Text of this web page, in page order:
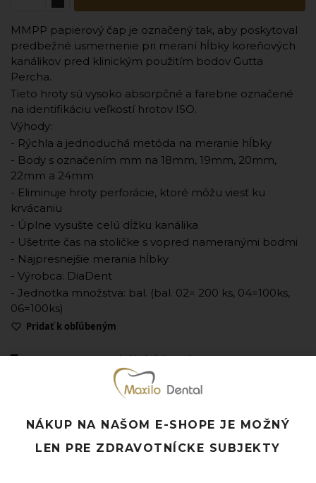
MMPP papierový čap je označený tak, aby poskytoval
predbežné usmernenie pri meraní hĺbky koreňových
kanálikov pred klinickým použitím bodov Gutta
Percha.
Tieto hroty sú vysoko absorpčné a farebne označené
na identifikáciu veľkostí hrotov ISO.
Výhody:
- Rýchla a jednoduchá metóda na meranie hĺbky
- Body s označením mm na 18mm, 19mm, 20mm,
22mm a 24mm
- Eliminuje hroty perforácie, ktoré môžu viesť ku
krvácaniu
- Úplne vysušte celú dĺžku kanálika
- Ušetrite čas na stoličke s vopred nameranými bodmi
- Najpresnejšie merania hĺbky
- Výrobca: DiaDent
- Jednotka množstva: bal. (bal. 02= 200 ks, 04=100ks,
06=100ks)
Pridať k obľúbeným
Doprava ZADARMO pri objednávke nad 120 EUR
Rýchle doručenie a možnosť osobného odberu
Potrebujete poradiť? Neváhajte náskontaktovať.
NÁKUP NA NAŠOM E-SHOPE JE MOŽNÝ
LEN PRE ZDRAVOTNÍCKE SUBJEKTY